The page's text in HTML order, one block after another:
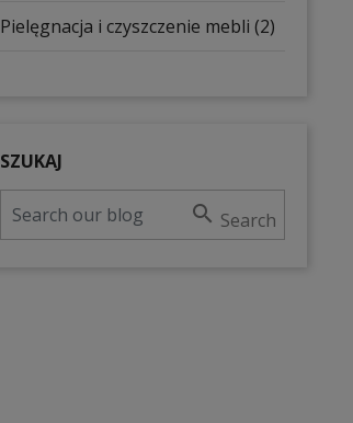
Pielęgnacja i czyszczenie mebli (2)
SZUKAJ
 Search